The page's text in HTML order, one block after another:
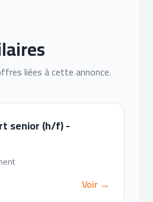
liées à cette annonce.
senior (h/f) -
Voir →